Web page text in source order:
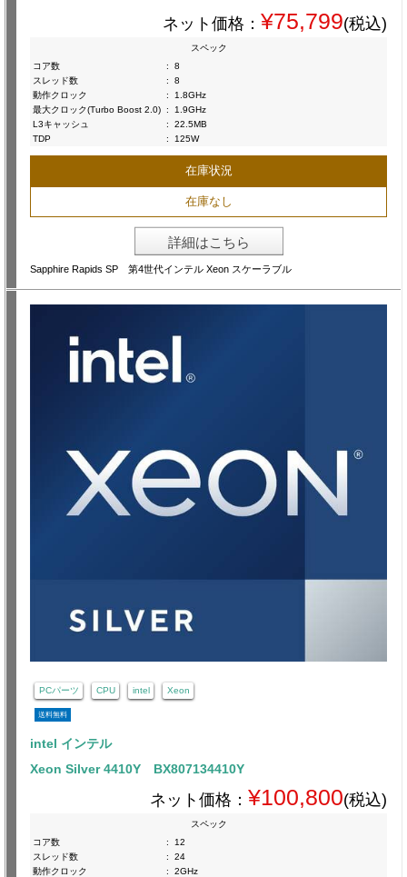
ネット価格： ¥75,799(税込)
スペック
コア数
:
8
スレッド数
:
8
動作クロック
:
1.8GHz
最大クロック(Turbo Boost 2.0) :
1.9GHz
L3キャッシュ
:
22.5MB
TDP
: 125W
在庫状況
在庫なし
詳細はこちら
Sapphire Rapids SP 第4世代インテル Xeon スケーラブル
PCパーツ CPU intel Xeon
送料無料
intel インテル
Xeon Silver 4410Y BX807134410Y
ネット価格： ¥100,800(税込)
スペック
コア数
:
12
スレッド数
:
24
動作クロック
:
2GHz